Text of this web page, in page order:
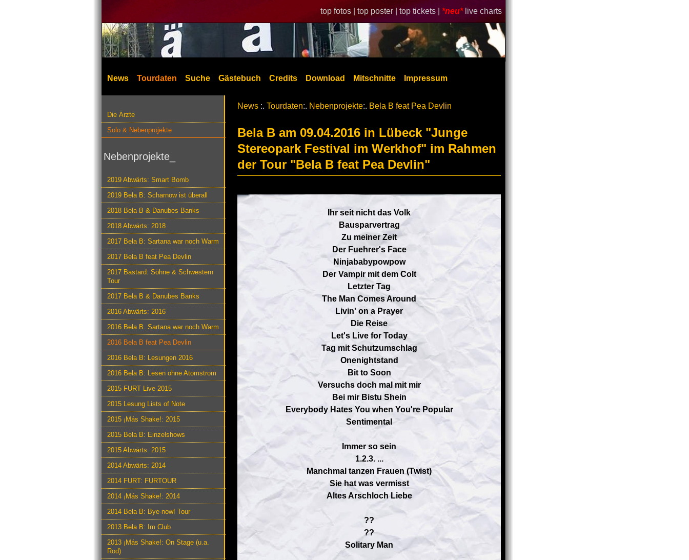
top fotos | top poster | top tickets | *neu* live charts
News Tourdaten Suche Gästebuch Credits Download Mitschnitte Impressum
Die Ärzte
Solo & Nebenprojekte
Nebenprojekte_
2019 Abwärts: Smart Bomb
2019 Bela B: Scharnow ist überall
2018 Bela B & Danubes Banks
2018 Abwärts: 2018
2017 Bela B: Sartana war noch Warm
2017 Bela B feat Pea Devlin
2017 Bastard: Söhne & Schwestern
Tour
2017 Bela B & Danubes Banks
2016 Abwärts: 2016
2016 Bela B. Sartana war noch Warm
2016 Bela B feat Pea Devlin
2016 Bela B: Lesungen 2016
2016 Bela B: Lesen ohne Atomstrom
2015 FURT Live 2015
2015 Lesung Lists of Note
2015 ¡Más Shake!: 2015
2015 Bela B: Einzelshows
2015 Abwärts: 2015
2014 Abwärts: 2014
2014 FURT: FURTOUR
2014 ¡Más Shake!: 2014
2014 Bela B: Bye-now! Tour
2013 Bela B: Im Club
2013 ¡Más Shake!: On Stage (u.a.
Rod)
News :. Tourdaten:. Nebenprojekte:. Bela B feat Pea Devlin
Bela B am 09.04.2016 in Lübeck "Junge
Stereopark Festival im Werkhof" im Rahmen
der Tour "Bela B feat Pea Devlin"
Ihr seit nicht das Volk
Bausparvertrag
Zu meiner Zeit
Der Fuehrer's Face
Ninjababypowpow
Der Vampir mit dem Colt
Letzter Tag
The Man Comes Around
Livin' on a Prayer
Die Reise
Let's Live for Today
Tag mit Schutzumschlag
Onenightstand
Bit to Soon
Versuchs doch mal mit mir
Bei mir Bistu Shein
Everybody Hates You when You're Popular
Sentimental
Immer so sein
1.2.3. ...
Manchmal tanzen Frauen (Twist)
Sie hat was vermisst
Altes Arschloch Liebe
??
??
Solitary Man